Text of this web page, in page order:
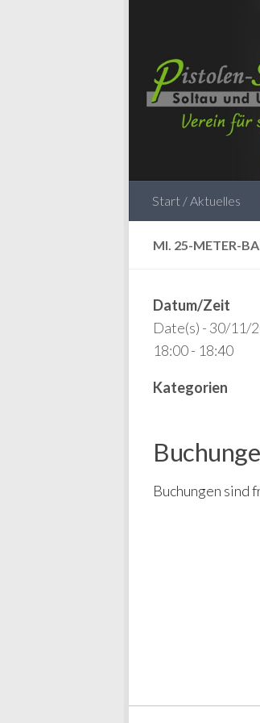
Start / Aktuelles
MI. 25-METER-
Datum/Zeit
Date(s) - 30/11/
18:00 - 18:40
Kategorien
Buchungen sind